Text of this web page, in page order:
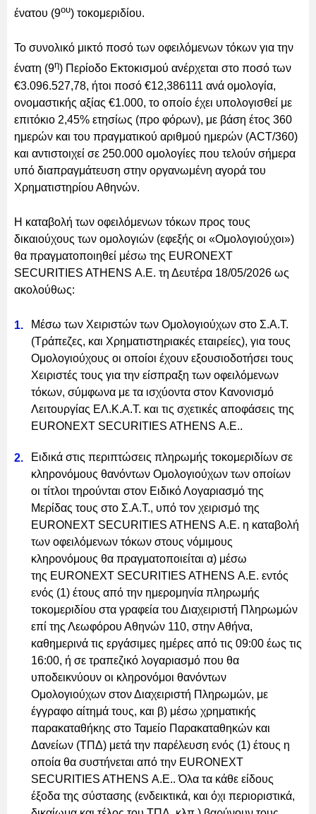
ένατου (9ου) τοκομεριδίου.
Το συνολικό μικτό ποσό των οφειλόμενων τόκων για την
ένατη (9η) Περίοδο Εκτοκισμού ανέρχεται στο ποσό των
€3.096.527,78, ήτοι ποσό €12,386111 ανά ομολογία,
ονομαστικής αξίας €1.000, το οποίο έχει υπολογισθεί με
επιτόκιο 2,45% ετησίως (προ φόρων), με βάση έτος 360
ημερών και του πραγματικού αριθμού ημερών (ACT/360)
και αντιστοιχεί σε 250.000 ομολογίες που τελούν σήμερα
υπό διαπραγμάτευση στην οργανωμένη αγορά του
Χρηματιστηρίου Αθηνών.
Η καταβολή των οφειλόμενων τόκων προς τους
δικαιούχους των ομολογιών (εφεξής οι «Ομολογιούχοι»)
θα πραγματοποιηθεί μέσω της EURONEXT
SECURITIES ATHENS Α.Ε. τη Δευτέρα 18/05/2026 ως
ακολούθως:
Μέσω των Χειριστών των Ομολογιούχων στο Σ.Α.Τ.
(Τράπεζες, και Χρηματιστηριακές εταιρείες), για τους
Ομολογιούχους οι οποίοι έχουν εξουσιοδοτήσει τους
Χειριστές τους για την είσπραξη των οφειλόμενων
τόκων, σύμφωνα με τα ισχύοντα στον Κανονισμό
Λειτουργίας ΕΛ.Κ.Α.Τ. και τις σχετικές αποφάσεις της
EURONEXT SECURITIES ATHENS Α.Ε..
Ειδικά στις περιπτώσεις πληρωμής τοκομεριδίων σε
κληρονόμους θανόντων Ομολογιούχων των οποίων
οι τίτλοι τηρούνται στον Ειδικό Λογαριασμό της
Μερίδας τους στο Σ.Α.Τ., υπό τον χειρισμό της
EURONEXT SECURITIES ATHENS Α.Ε. η καταβολή
των οφειλόμενων τόκων στους νόμιμους
κληρονόμους θα πραγματοποιείται α) μέσω
της EURONEXT SECURITIES ATHENS Α.Ε. εντός
ενός (1) έτους από την ημερομηνία πληρωμής
τοκομεριδίου στα γραφεία του Διαχειριστή Πληρωμών
επί της Λεωφόρου Αθηνών 110, στην Αθήνα,
καθημερινά τις εργάσιμες ημέρες από τις 09:00 έως τις
16:00, ή σε τραπεζικό λογαριασμό που θα
υποδεικνύουν οι κληρονόμοι θανόντων
Ομολογιούχων στον Διαχειριστή Πληρωμών, με
έγγραφο αίτημά τους, και β) μέσω χρηματικής
παρακαταθήκης στο Ταμείο Παρακαταθηκών και
Δανείων (ΤΠΔ) μετά την παρέλευση ενός (1) έτους η
οποία θα συστήνεται από την EURONEXT
SECURITIES ATHENS Α.Ε.. Όλα τα κάθε είδους
έξοδα της σύστασης (ενδεικτικά, και όχι περιοριστικά,